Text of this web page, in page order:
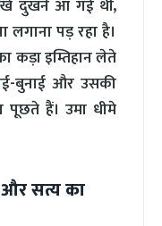
दुखने आ गई थीं,
पड़ रहा है।
कड़ा इम्तिहान लेते
बुनाई और उसकी
पूछते हैं। उमा धीमे
और सत्य का